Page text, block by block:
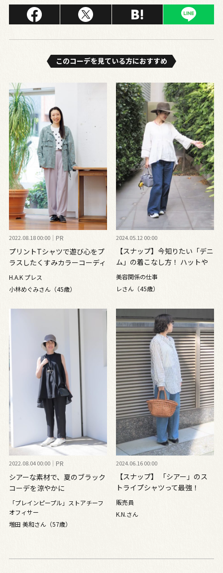
このコーデを⾒ている⽅におすすめ
2022.08.18 00:00 PR
プリントTシャツで遊び心をプ
ラスしたくすみカラーコーディ
ネート
H.A.K プレス
小林めぐみさん（45歳）
2024.05.12 00:00
【スナップ】今知りたい「デニ
ム」の着こなし方！ ハットや
小物でおしゃれ度アップ
美容関係の仕事
レさん（45歳）
2022.08.04 00:00 PR
シアーな素材で、夏のブラック
コーデを涼やかに
「プレインピープル」ストアチーフ
オフィサー
増田 美和さん（57歳）
2024.06.16 00:00
【スナップ】 「シアー」のス
トライプシャツって最強！
脱・定番を叶えるデニムの着こ
なし
販売員
K.N.さん